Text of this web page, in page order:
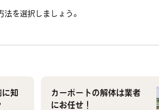
を選択しましょう。
知
カーポートの解体は業者
にお任せ！